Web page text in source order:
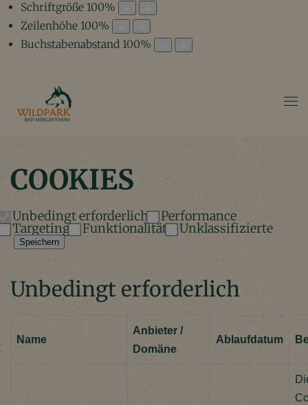
Schriftgröße 100%
Zeilenhöhe 100%
Buchstabenabstand 100%
COOKIES
Unbedingt erforderlich Performance
Targeting Funktionalität Unklassifizierte
Speichern
Unbedingt erforderlich
Name
Anbieter /
Domäne
Ablaufdatum